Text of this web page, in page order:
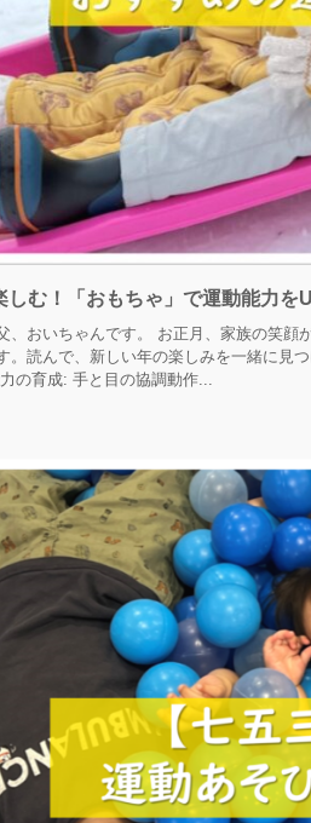
しむ！「おもちゃ」で運動能力を
、おいちゃんです。 お正月、家族の笑
。読んで、新しい年の楽しみを一緒に見
の育成: 手と目の協調動作...